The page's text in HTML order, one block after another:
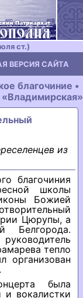
ст.)
ВЕРСИЯ САЙТА
благочиние •
из
благочиния
школы
Божией
Цюрупы, а
Белгорода.
тепло
организован
была
и вокалистки